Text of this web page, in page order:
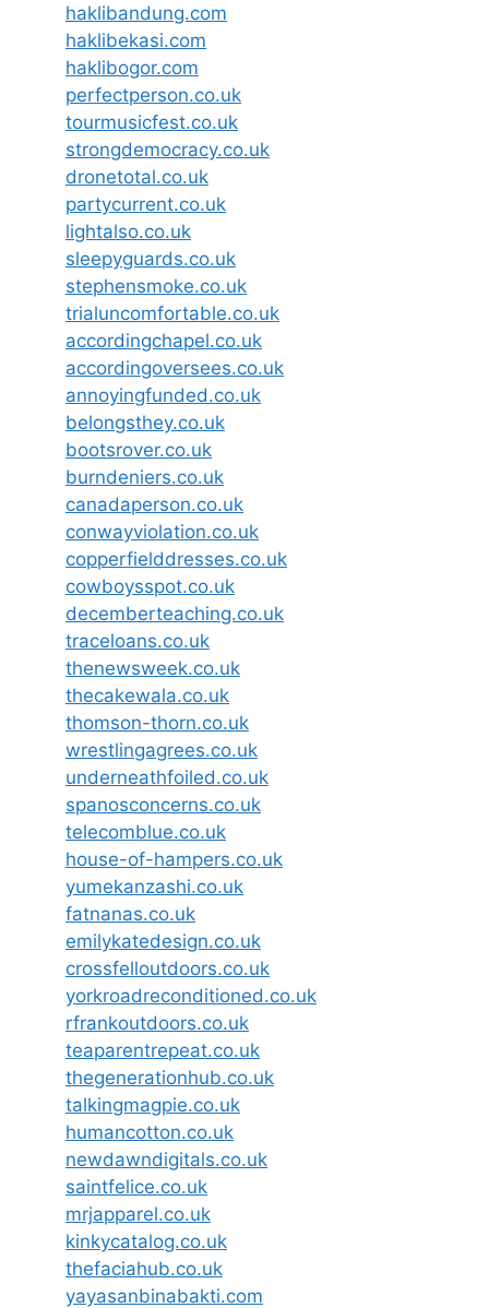
haklibandung.com
haklibekasi.com
haklibogor.com
perfectperson.co.uk
tourmusicfest.co.uk
strongdemocracy.co.uk
dronetotal.co.uk
partycurrent.co.uk
lightalso.co.uk
sleepyguards.co.uk
stephensmoke.co.uk
trialuncomfortable.co.uk
accordingchapel.co.uk
accordingoversees.co.uk
annoyingfunded.co.uk
belongsthey.co.uk
bootsrover.co.uk
burndeniers.co.uk
canadaperson.co.uk
conwayviolation.co.uk
copperfielddresses.co.uk
cowboysspot.co.uk
decemberteaching.co.uk
traceloans.co.uk
thenewsweek.co.uk
thecakewala.co.uk
thomson-thorn.co.uk
wrestlingagrees.co.uk
underneathfoiled.co.uk
spanosconcerns.co.uk
telecomblue.co.uk
house-of-hampers.co.uk
yumekanzashi.co.uk
fatnanas.co.uk
emilykatedesign.co.uk
crossfelloutdoors.co.uk
yorkroadreconditioned.co.uk
rfrankoutdoors.co.uk
teaparentrepeat.co.uk
thegenerationhub.co.uk
talkingmagpie.co.uk
humancotton.co.uk
newdawndigitals.co.uk
saintfelice.co.uk
mrjapparel.co.uk
kinkycatalog.co.uk
thefaciahub.co.uk
yayasanbinabakti.com